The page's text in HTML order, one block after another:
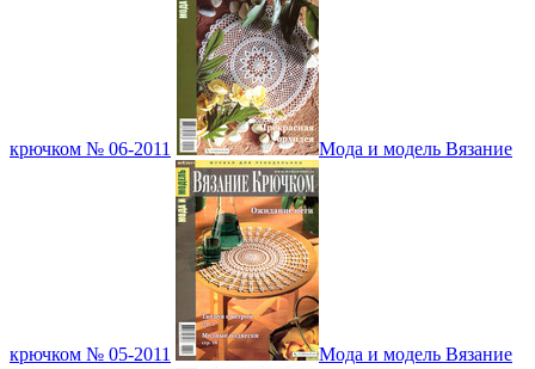
крючком № 06-2011 Мода и модель Вязание
крючком № 05-2011 Мода и модель Вязание